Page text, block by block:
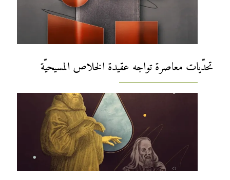
تحدّيات معاصرة تواجه عقيدة الخلاص المسيحيّة